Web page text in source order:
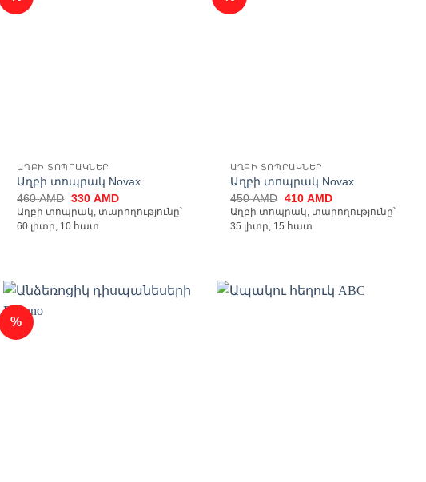
ԱՂԲԻ ՏՈՊՐԱԿՆԵՐ
Աղբի տոպրակ Novax
460AMD Original
price
was:
460 AMD.
330 AMDCurrent
price
is:
Աղբի տոպրակ, տարողությունը՝
60 լիտր, 10 հատ
ԱՂԲԻ ՏՈՊՐԱԿՆԵՐ
Աղբի տոպրակ Novax
450AMD Original
price
was:
450 AMD.
410 AMDCurrent
price
is:
Աղբի տոպրակ, տարողությունը՝
35 լիտր, 15 հատ
%